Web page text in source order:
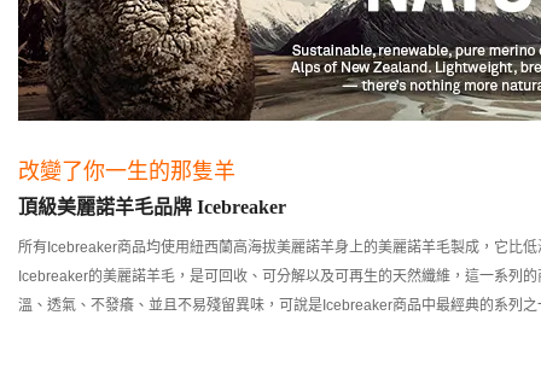
改變了你一生的那隻羊
頂級美麗諾羊毛品牌 Icebreaker
所有Icebreaker商品均使用紐西蘭高海拔美麗諾羊身上的美麗諾羊毛製成，它比
Icebreaker的美麗諾羊毛，是可回收、可分解以及可再生的天然纖維，這一系列
溫、透氣、不發癢、並且不易殘留異味，可說是Icebreaker商品中最經典的系列之